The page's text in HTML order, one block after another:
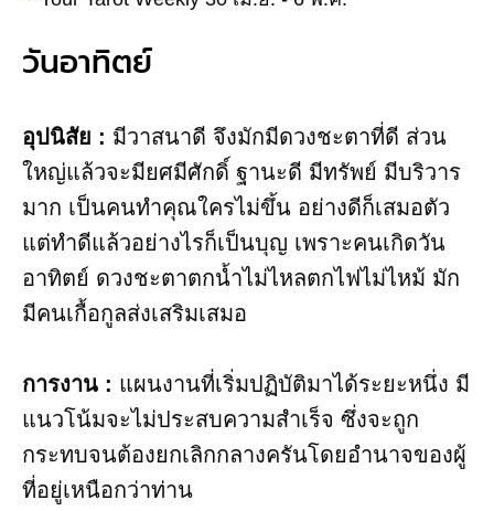
วันอาทิตย์
อุปนิสัย​ : มีวาสนาดี จึงมักมีดวงชะตาที่ดี ส่วน
ใหญ่แล้วจะมียศมีศักดิ์ ฐานะดี มีทรัพย์ มีบริวาร
มาก เป็นคนทําคุณใครไม่ขึ้น อย่างดีก็เสมอตัว
แต่ทำดีแล้วอย่างไรก็เป็นบุญ เพราะคนเกิดวัน
อาทิตย์ ดวงชะตาตกน้ำไม่ไหลตกไฟไม่ไหม้ มัก
มีคนเกื้อกูลส่งเสริมเสมอ
การงาน​ : แผนงานที่เริ่มปฏิบัติมาได้ระยะหนึ่ง มี
แนวโน้มจะไม่ประสบความสำเร็จ ซึ่งจะถูก
กระทบจนต้องยกเลิกกลางครันโดยอำนาจของผู้
ที่อยู่เหนือกว่าท่าน